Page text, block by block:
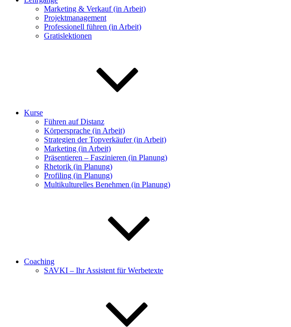
Marketing & Verkauf (in Arbeit)
Projektmanagement
Professionell führen (in Arbeit)
Gratislektionen
Kurse
Führen auf Distanz
Körpersprache (in Arbeit)
Strategien der Topverkäufer (in Arbeit)
Marketing (in Arbeit)
Präsentieren – Faszinieren (in Planung)
Rhetorik (in Planung)
Profiling (in Planung)
Multikulturelles Benehmen (in Planung)
Coaching
SAVKI – Ihr Assistent für Werbetexte